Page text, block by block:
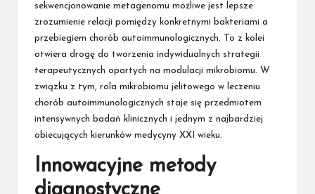
sekwencjonowanie metagenomu możliwe jest lepsze
zrozumienie relacji pomiędzy konkretnymi bakteriami a
przebiegiem chorób autoimmunologicznych. To z kolei
otwiera drogę do tworzenia indywidualnych strategii
terapeutycznych opartych na modulacji mikrobiomu. W
związku z tym, rola mikrobiomu jelitowego w leczeniu
chorób autoimmunologicznych staje się przedmiotem
intensywnych badań klinicznych i jednym z najbardziej
obiecujących kierunków medycyny XXI wieku.
Innowacyjne metody
diagnostyczne